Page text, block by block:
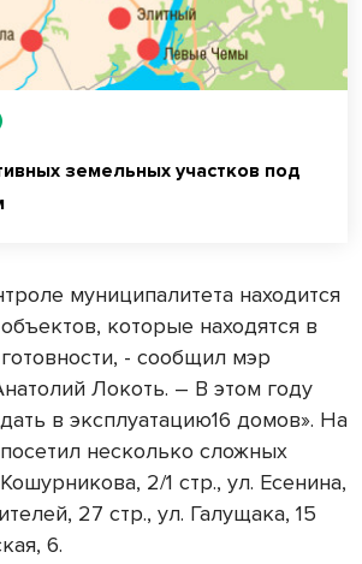
земельных участков под
муниципалитета находится
которые находятся в
- сообщил мэр
Локоть. – В этом году
в эксплуатацию16 домов». На
несколько сложных
2/1 стр., ул. Есенина,
27 стр., ул. Галущака, 15
6.